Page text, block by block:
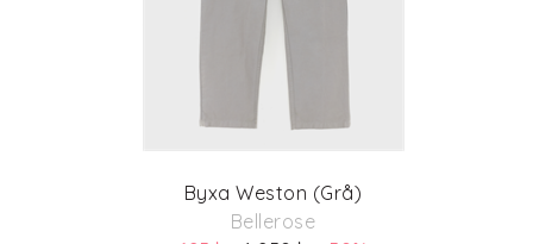
Byxa Weston (Grå)
Bellerose